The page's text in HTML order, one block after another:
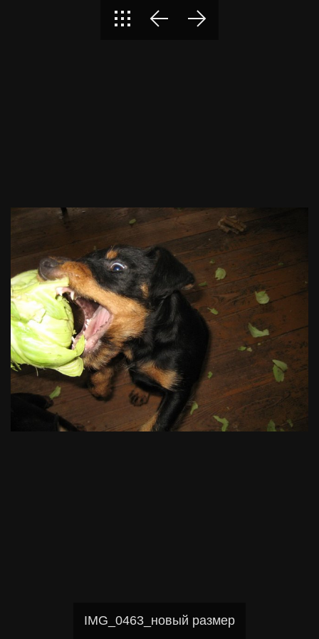
IMG_0463_новый размер